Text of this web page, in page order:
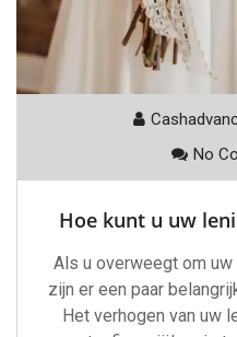
No
Hoe kunt u uw
Als u overweegt om uw
zijn er een paar
Het verhogen van uw